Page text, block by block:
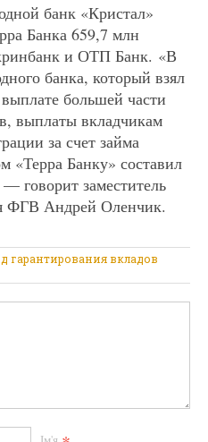
банк «Кристал»
Банка 659,7 млн
и ОТП Банк. «В
банка, который взял
выплате большей части
выплаты вкладчикам
за счет займа
«Терра Банку» составил
говорит заместитель
ФГВ Андрей Оленчик.
гарантирования вкладов